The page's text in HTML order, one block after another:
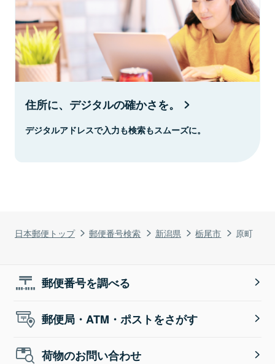
日本郵便トップ 郵便番号検索 新潟県 栃尾市 原町
住所に、デジタルの確かさを。
デジタルアドレスで入力も検索もスムーズに。
郵便番号を調べる
郵便局・ATM・ポストをさがす
荷物のお問い合わせ